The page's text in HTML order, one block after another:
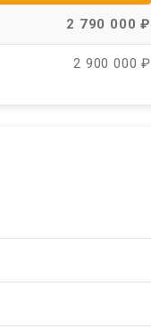
2 790 000 ₽
2 900 000 ₽